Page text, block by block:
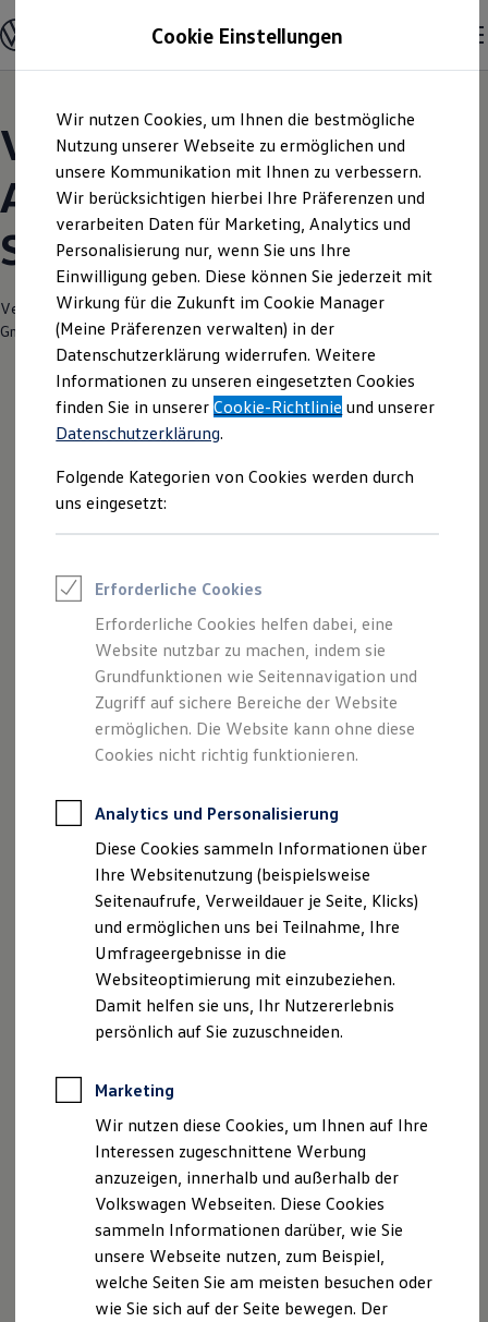
Hauptinhalt
springen
Footer
springen
Modelle und Konfigurator
Konfigurator
Modelle vergleichen
Elektroautos
ENERGY Sondermodelle
Nutzfahrzeuge
SUV und CUV
Familienautos
Kombis
Kompaktwagen
Sportwagen
Schnell verfügbare Fahrzeuge
Angebote und Produkte
Aktuelle Angebote
E-Auto-Förderung
Volkswagen Marktplatz
Die ENERGY Sondermodelle
Junge Gebrauchtwagen und Gebrauchtwagen
Volkswagen Zertifizierte Gebrauchtwagen
Elektromobilität bei Gebrauchtwagen
Saisonangebote
Reifenpakete
Leasing
Leasing-Angebote
Elektroauto Leasing
Kleinwagen-Leasing
Leasing ohne Anzahlung
Finanzierung
Autokredit mit Schlussrate
Versicherungen und Garantien
Kfz-Versicherung
Restschuldversicherungen
Garantien
Professional Class bei Volkswagen
Behörden
Direktkunden
Sonderfahrzeuge
Anpfiff zum Gewinn
Elektromobilität
Elektroautos
ID. Tutorials
Elektrofahrzeugkonzepte
ID. EVERY1
Reichweite
Rekuperation
Laden unterwegs
Laden Zuhause
Ladestationen finden
Ladezeitensimulator
Batterie
Sicherheit
Nachhaltigkeit
Technologie
Kosten und Kauf
Volkswagen Modelle |
Autohaus Holst
Scheessel
Verantwortlich für die Inhalte auf dieser Seite ist die Autohaus Holst
GmbH
Impressum & Rechtliches)
Der Polo
Kompakt, wendig und voller Möglichkeiten.
Entdecken Sie den Polo.
Der neue ID.3 Neo
So geht neu. Klar im Design. Stark im Alltag.
Entdecken Sie jetzt den neuen ID.3 Neo!
Mehr zum ID.3 Neo erfahren
Cookie Einstellungen
Wir nutzen Cookies, um Ihnen die bestmögliche
Nutzung unserer Webseite zu ermöglichen und
unsere Kommunikation mit Ihnen zu verbessern.
Wir berücksichtigen hierbei Ihre Präferenzen und
verarbeiten Daten für Marketing, Analytics und
Personalisierung nur, wenn Sie uns Ihre
Einwilligung geben. Diese können Sie jederzeit mit
Wirkung für die Zukunft im Cookie Manager
(Meine Präferenzen verwalten) in der
Datenschutzerklärung widerrufen. Weitere
Informationen zu unseren eingesetzten Cookies
finden Sie in unsererCookie-Richtlinie und unserer
Datenschutzerklärung.
Folgende Kategorien von Cookies werden durch
uns eingesetzt:
Erforderliche Cookies
Erforderliche Cookies helfen dabei, eine
Website nutzbar zu machen, indem sie
Grundfunktionen wie Seitennavigation und
Zugriff auf sichere Bereiche der Website
ermöglichen. Die Website kann ohne diese
Cookies nicht richtig funktionieren.
Analytics und Personalisierung
Diese Cookies sammeln Informationen über
Ihre Websitenutzung (beispielsweise
Seitenaufrufe, Verweildauer je Seite, Klicks)
und ermöglichen uns bei Teilnahme, Ihre
Umfrageergebnisse in die
Websiteoptimierung mit einzubeziehen.
Damit helfen sie uns, Ihr Nutzererlebnis
persönlich auf Sie zuzuschneiden.
Marketing
Wir nutzen diese Cookies, um Ihnen auf Ihre
Interessen zugeschnittene Werbung
anzuzeigen, innerhalb und außerhalb der
Volkswagen Webseiten. Diese Cookies
sammeln Informationen darüber, wie Sie
unsere Webseite nutzen, zum Beispiel,
welche Seiten Sie am meisten besuchen oder
wie Sie sich auf der Seite bewegen. Der